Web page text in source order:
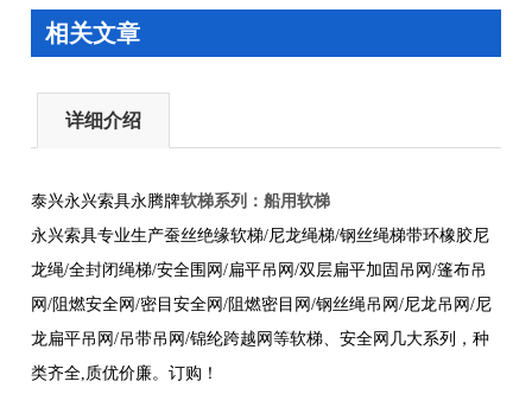
相关文章
详细介绍
泰兴永兴索具永腾牌软梯系列：船用软梯
永兴索具专业生产蚕丝绝缘软梯/尼龙绳梯/钢丝绳梯带环橡胶尼
龙绳/全封闭绳梯/安全围网/扁平吊网/双层扁平加固吊网/篷布吊
网/阻燃安全网/密目安全网/阻燃密目网/钢丝绳吊网/尼龙吊网/尼
龙扁平吊网/吊带吊网/锦纶跨越网等软梯、安全网几大系列，种
类齐全,质优价廉。订购！